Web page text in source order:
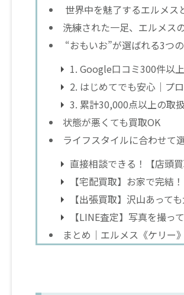
世界中を魅了するエルメス
洗練された一足、エルメス
“おもいお”が選ばれる3つ
1. Google口コミ300件以
2. はじめてでも安心｜プ
3. 累計30,000点以上の取
状態が悪くても買取OK
ライフスタイルに合わせて
直接相談できる！【店頭買
【宅配買取】お家で完結！
【出張買取】沢山あって
【LINE査定】写真を撮っ
まとめ｜エルメス《ケリー